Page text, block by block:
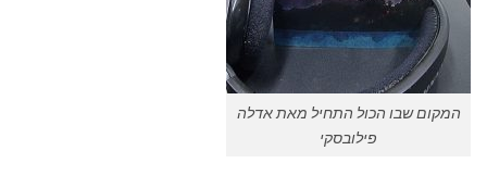
המקום שבו הכול התחיל מאת אדלה
פילובסקי